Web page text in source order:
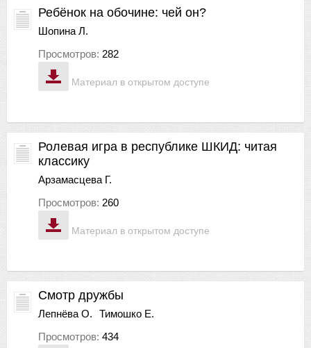
Материал в открытом доступе
Ребёнок на обочине: чей он?
Шопина Л.
Просмотров: 282
Материал в открытом доступе
Ролевая игра в республике ШКИД: читая
классику
Арзамасцева Г.
Просмотров: 260
Смотр дружбы
Лепнёва О.
Тимошко Е.
Просмотров: 434